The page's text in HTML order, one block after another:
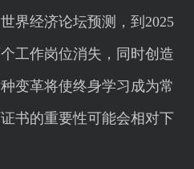
界经济论坛预测，到2025
工作岗位消失，同时创造
变革将使终身学习成为常
书的重要性可能会相对下